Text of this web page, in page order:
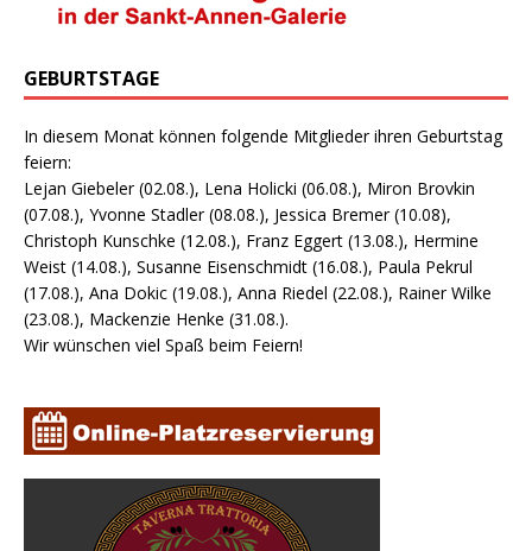
GEBURTSTAGE
In diesem Monat können folgende Mitglieder ihren Geburtstag
feiern:
Lejan Giebeler (02.08.), Lena Holicki (06.08.), Miron Brovkin
(07.08.), Yvonne Stadler (08.08.), Jessica Bremer (10.08),
Christoph Kunschke (12.08.), Franz Eggert (13.08.), Hermine
Weist (14.08.), Susanne Eisenschmidt (16.08.), Paula Pekrul
(17.08.), Ana Dokic (19.08.), Anna Riedel (22.08.), Rainer Wilke
(23.08.), Mackenzie Henke (31.08.).
Wir wünschen viel Spaß beim Feiern!